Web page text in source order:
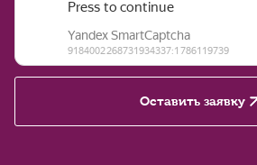
Оставить заявку